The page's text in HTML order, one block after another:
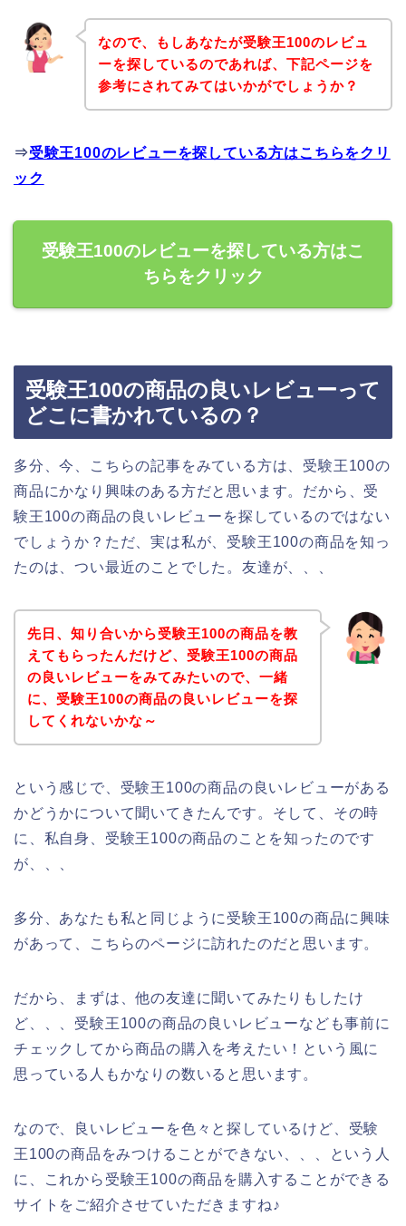
なので、もしあなたが受験王100のレビュ
ーを探しているのであれば、下記ページを
参考にされてみてはいかがでしょうか？
⇒受験王100のレビューを探している方はこちらをクリ
ック
受験王100のレビューを探している方はこ
ちらをクリック
受験王100の商品の良いレビューって
どこに書かれているの？
多分、今、こちらの記事をみている方は、受験王100の
商品にかなり興味のある方だと思います。だから、受
験王100の商品の良いレビューを探しているのではない
でしょうか？ただ、実は私が、受験王100の商品を知っ
たのは、つい最近のことでした。友達が、、、
先日、知り合いから受験王100の商品を教
えてもらったんだけど、受験王100の商品
の良いレビューをみてみたいので、一緒
に、受験王100の商品の良いレビューを探
してくれないかな～
という感じで、受験王100の商品の良いレビューがある
かどうかについて聞いてきたんです。そして、その時
に、私自身、受験王100の商品のことを知ったのです
が、、、
多分、あなたも私と同じように受験王100の商品に興味
があって、こちらのページに訪れたのだと思います。
だから、まずは、他の友達に聞いてみたりもしたけ
ど、、、受験王100の商品の良いレビューなども事前に
チェックしてから商品の購入を考えたい！という風に
思っている人もかなりの数いると思います。
なので、良いレビューを色々と探しているけど、受験
王100の商品をみつけることができない、、、という人
に、これから受験王100の商品を購入することができる
サイトをご紹介させていただきますね♪